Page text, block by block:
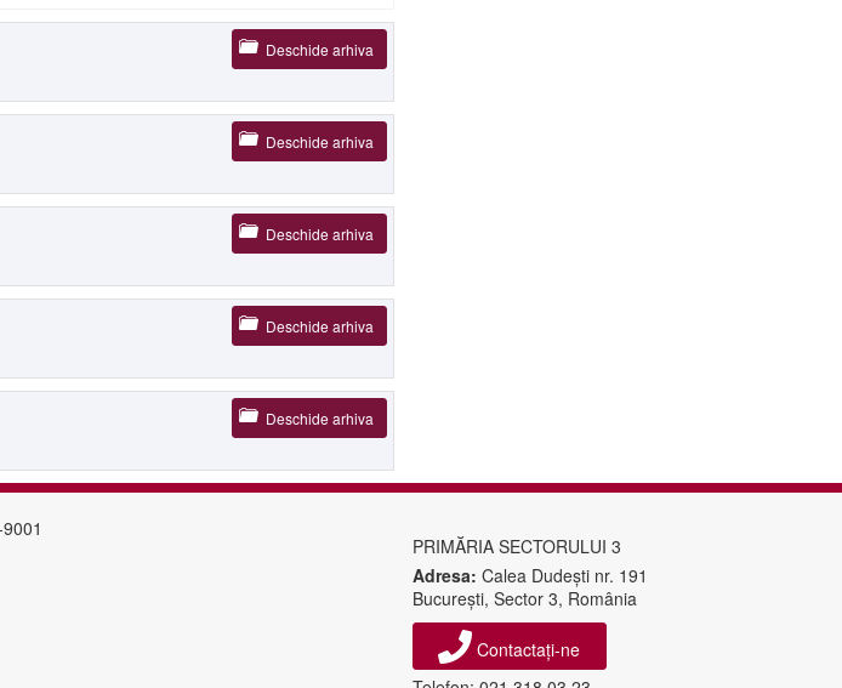
Deschide arhiva
Deschide arhiva
Deschide arhiva
Deschide arhiva
Deschide arhiva
PRIMĂRIA SECTORULUI 3
Adresa: Calea Dudeşti nr. 191
Bucureşti, Sector 3, România
Contactați-ne